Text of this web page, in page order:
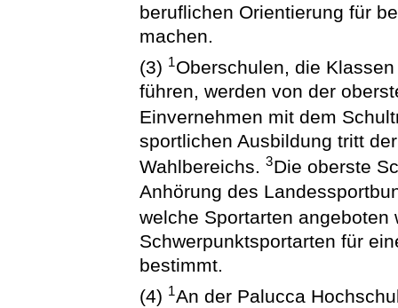
beruflichen Orientierung für
machen.
(3) 1Oberschulen, die
führen, werden von der
Einvernehmen mit dem
sportlichen Ausbildung tritt
Wahlbereichs.3Die oberste
Anhörung des
welche Sportarten
Schwerpunktsportarten für
bestimmt.
(4) 1An der Palucca